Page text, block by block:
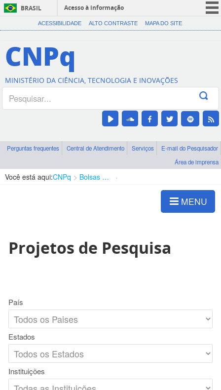
BRASIL
Acesso à informação
CORONAVÍRUS (COVID-19)
Canais
ACESSIBILIDADE ALTO CONTRASTE MAPA DO SITE
CNPq
MINISTÉRIO DA CIÊNCIA, TECNOLOGIA E INOVAÇÕES
Perguntas frequentes Central de Atendimento Serviços
E-mail do Pesquisador
Área de imprensa
Você está aqui:CNPq Bolsas e Auxílios Vigentes
MENU
Projetos de Pesquisa
País
Estados
Instituições